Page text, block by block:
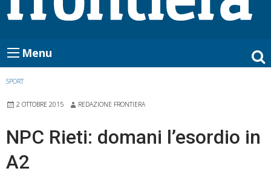
Menu
SPORT
2 OTTOBRE 2015 REDAZIONE FRONTIERA
NPC Rieti: domani l’esordio in
A2